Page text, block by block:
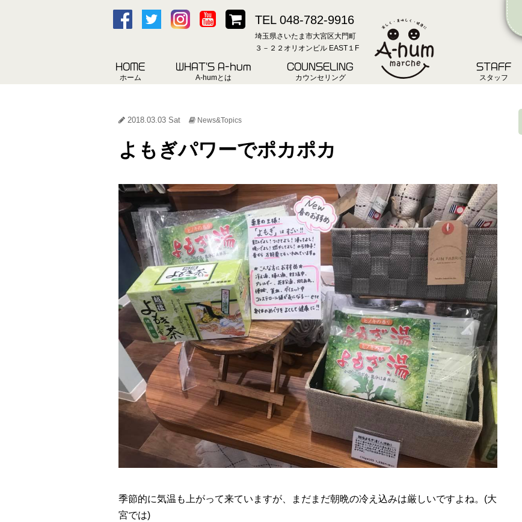
TEL 048-782-9916
埼玉県さいたま市大宮区大門町
３－２２オリオンビル EAST１F
HOME
ホーム
WHAT'S A-hum
A-humとは
COUNSELING
カウンセリング
STAFF
スタッフ
2018.03.03 Sat News&Topics
よもぎパワーでポカポカ
季節的に気温も上がって来ていますが、まだまだ朝晩の冷え込みは厳しいですよね。(大
宮では)